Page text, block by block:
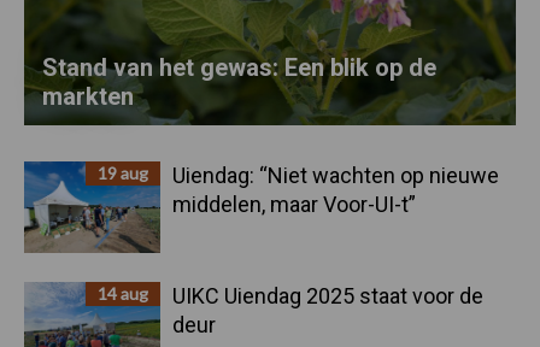
Stand van het gewas: Een blik op de
markten
19 aug
Uiendag: “Niet wachten op nieuwe
middelen, maar Voor-UI-t”
14 aug
UIKC Uiendag 2025 staat voor de
deur